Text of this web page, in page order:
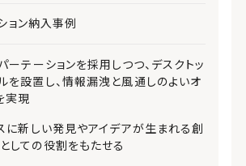
ョン納入事例
ーテーションを採用しつつ、デスクトッ
を設置し、情報漏洩と風通しのよいオ
実現
に新しい発見やアイデアが生まれる創
しての役割をもたせる